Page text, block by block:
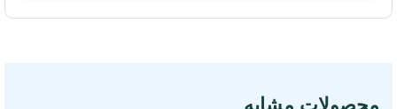
تجهیزات شبکه خانگی و اداری